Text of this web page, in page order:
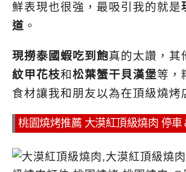
鮮表現也很強，最吸引我的就是
道 。
現撈泰國蝦吃到飽真的太讚，其
紋甲花枝和松葉蟹干貝漢堡等，
食材讓我和朋友以為在頂級燒烤
桃園燒烤推薦 大漠紅頂級燒肉 停車